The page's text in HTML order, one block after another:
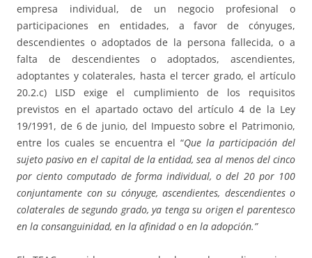
empresa individual, de un negocio profesional o
participaciones en entidades, a favor de cónyuges,
descendientes o adoptados de la persona fallecida, o a
falta de descendientes o adoptados, ascendientes,
adoptantes y colaterales, hasta el tercer grado, el artículo
20.2.c) LISD exige el cumplimiento de los requisitos
previstos en el apartado octavo del artículo 4 de la Ley
19/1991, de 6 de junio, del Impuesto sobre el Patrimonio,
entre los cuales se encuentra el “Que la participación del
sujeto pasivo en el capital de la entidad, sea al menos del cinco
por ciento computado de forma individual, o del 20 por 100
conjuntamente con su cónyuge, ascendientes, descendientes o
colaterales de segundo grado, ya tenga su origen el parentesco
en la consanguinidad, en la afinidad o en la adopción.”